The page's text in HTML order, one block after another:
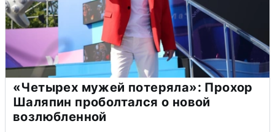
«Четырех мужей потеряла»: Прохор
Шаляпин проболтался о новой
возлюбленной